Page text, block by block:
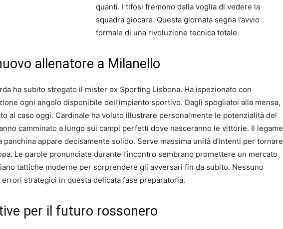
quanti. I tifosi fremono dalla voglia di vedere la
squadra giocare. Questa giornata segna l’avvio
formale di una rivoluzione tecnica totale.
allenatore a Milanello
ha subito stregato il mister ex Sporting Lisbona. Ha ispezionato con
ogni angolo disponibile dell’impianto sportivo. Dagli spogliatoi alla mensa,
al caso oggi. Cardinale ha voluto illustrare personalmente le potenzialità del
camminato a lungo sui campi perfetti dove nasceranno le vittorie. Il legame
panchina appare decisamente solido. Serve massima unità d’intenti per tornare
Le parole pronunciate durante l’incontro sembrano promettere un mercato
tattiche moderne per sorprendere gli avversari fin da subito. Nessuno
strategici in questa delicata fase preparatoria.
per il futuro rossonero